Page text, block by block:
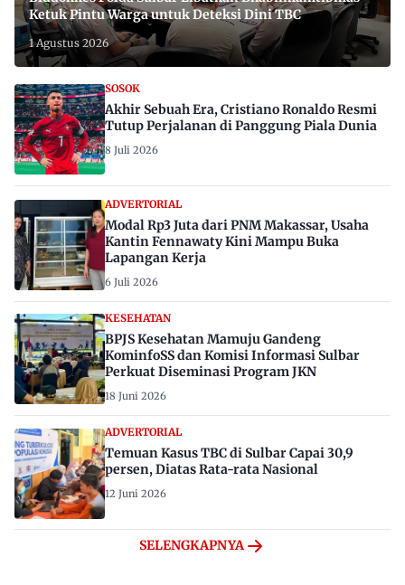
Ketuk Pintu Warga untuk Deteksi Dini TBC
1 Agustus 2026
SOSOK
Akhir Sebuah Era, Cristiano Ronaldo Resmi
Tutup Perjalanan di Panggung Piala Dunia
8 Juli 2026
ADVERTORIAL
Modal Rp3 Juta dari PNM Makassar, Usaha
Kantin Fennawaty Kini Mampu Buka
Lapangan Kerja
6 Juli 2026
KESEHATAN
BPJS Kesehatan Mamuju Gandeng
KominfoSS dan Komisi Informasi Sulbar
Perkuat Diseminasi Program JKN
18 Juni 2026
ADVERTORIAL
Temuan Kasus TBC di Sulbar Capai 30,9
persen, Diatas Rata-rata Nasional
12 Juni 2026
SELENGKAPNYA